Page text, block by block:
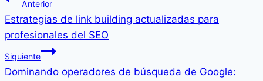
de
entradas
Anterior
Estrategias de link building actualizadas para
profesionales del SEO
Siguiente
Dominando operadores de búsqueda de Google: